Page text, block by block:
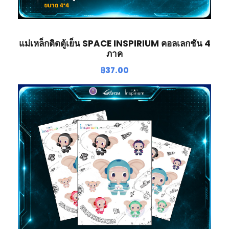
แม่เหล็กติดตู้เย็น SPACE INSPIRIUM คอลเลกชัน 4
ภาค
฿37.00